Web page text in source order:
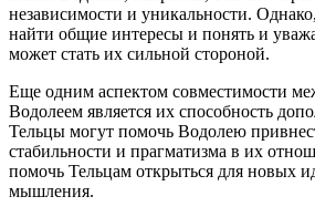
независимости и уникальности.
найти общие интересы и понять и
может стать их сильной стороной.
Еще одним аспектом совместимости
Водолеем является их способность
Тельцы могут помочь Водолею
стабильности и прагматизма в их
помочь Тельцам открыться для новых
мышления.